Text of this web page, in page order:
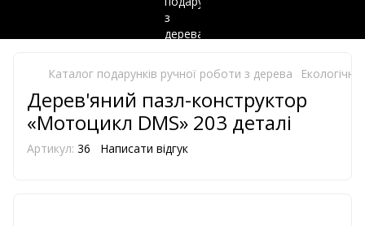
Каталог подарунків ручної роботи з дерева
Дерев'яний пазл-конструктор
«Мотоцикл DMS» 203 деталі
Артикул: 36 Написати відгук